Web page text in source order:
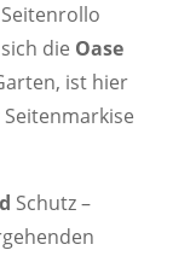
die Oase
ist hier
Schutz –